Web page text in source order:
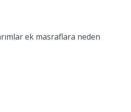
ek masraflara neden